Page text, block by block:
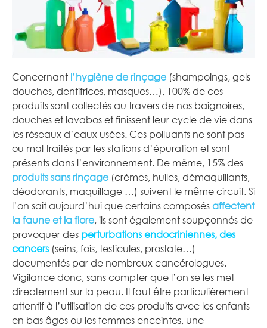
Concernant l’hygiène de rinçage(shampoings, gels
douches, dentifrices, masques…), 100% de ces
produits sont collectés au travers de nos baignoires,
douches et lavabos et finissent leur cycle de vie dans
les réseaux d’eaux usées. Ces polluants ne sont pas
ou mal traités par les stations d’épuration et sont
présents dans l’environnement. De même, 15% des
produits sans rinçage (crèmes, huiles, démaquillants,
déodorants, maquillage …) suivent le même circuit. Si
l’on sait aujourd’hui que certains composés affectent
la faune et la flore, ils sont également soupçonnés de
provoquer des perturbations endocriniennes, des
cancers (seins, fois, testicules, prostate…)
documentés par de nombreux cancérologues.
Vigilance donc, sans compter que l’on se les met
directement sur la peau. Il faut être particulièrement
attentif à l’utilisation de ces produits avec les enfants
en bas âges ou les femmes enceintes, une